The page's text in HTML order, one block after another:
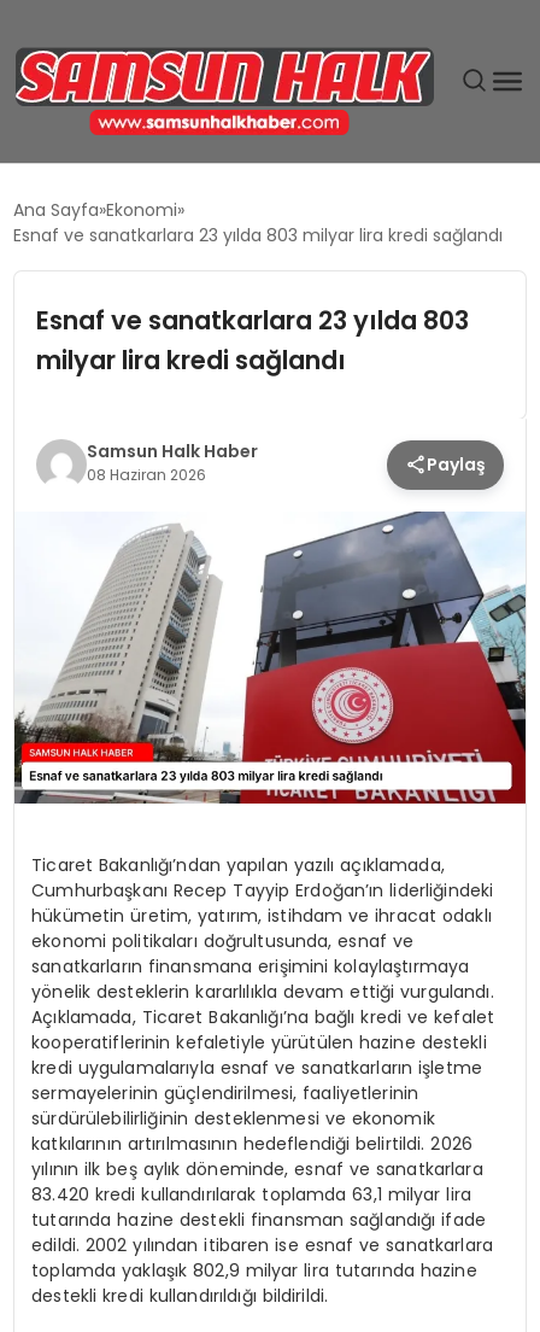
EKONOMI
GÜNDEM
MAGAZIN
TEKNOLOJI
YAŞAM
Ana Sayfa Ekonomi
Esnaf ve sanatkarlara 23 yılda 803 milyar lira kredi sağlandı
Esnaf ve sanatkarlara 23 yılda 803
milyar lira kredi sağlandı
Samsun Halk Haber
08 Haziran 2026 Paylaş
Ticaret Bakanlığı’ndan yapılan yazılı açıklamada,
Cumhurbaşkanı Recep Tayyip Erdoğan’ın liderliğindeki
hükümetin üretim, yatırım, istihdam ve ihracat odaklı
ekonomi politikaları doğrultusunda, esnaf ve
sanatkarların finansmana erişimini kolaylaştırmaya
yönelik desteklerin kararlılıkla devam ettiği vurgulandı.
Açıklamada, Ticaret Bakanlığı’na bağlı kredi ve kefalet
kooperatiflerinin kefaletiyle yürütülen hazine destekli
kredi uygulamalarıyla esnaf ve sanatkarların işletme
sermayelerinin güçlendirilmesi, faaliyetlerinin
sürdürülebilirliğinin desteklenmesi ve ekonomik
katkılarının artırılmasının hedeflendiği belirtildi. 2026
yılının ilk beş aylık döneminde, esnaf ve sanatkarlara
83.420 kredi kullandırılarak toplamda 63,1 milyar lira
tutarında hazine destekli finansman sağlandığı ifade
edildi. 2002 yılından itibaren ise esnaf ve sanatkarlara
toplamda yaklaşık 802,9 milyar lira tutarında hazine
destekli kredi kullandırıldığı bildirildi.